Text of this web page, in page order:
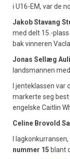
i U16-EM, var de
Jakob Stavang
med delt 15.-
bak vinneren
Jonas Sellæg
landsmannen med
I jenteklassen var
markerte seg best
engelske Caitlin
Celine Brovold
I
nummer 15 blant